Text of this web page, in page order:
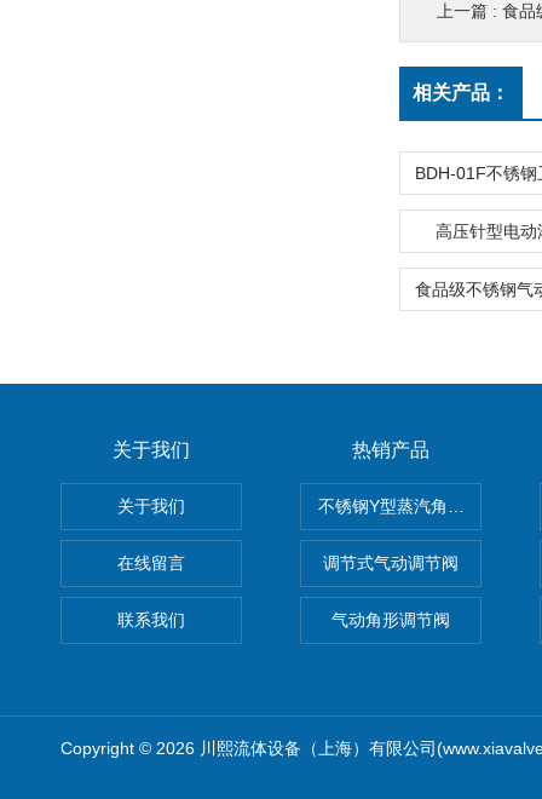
上一篇 : 食品
相关产品：
高压针型电动
关于我们
关于我们
在线留言
联系我们
热销产品
不锈钢Y型蒸汽角座阀
调节式气动调节阀
气动角形调节阀
Copyright © 2026 川熙流体设备（上海）有限公司